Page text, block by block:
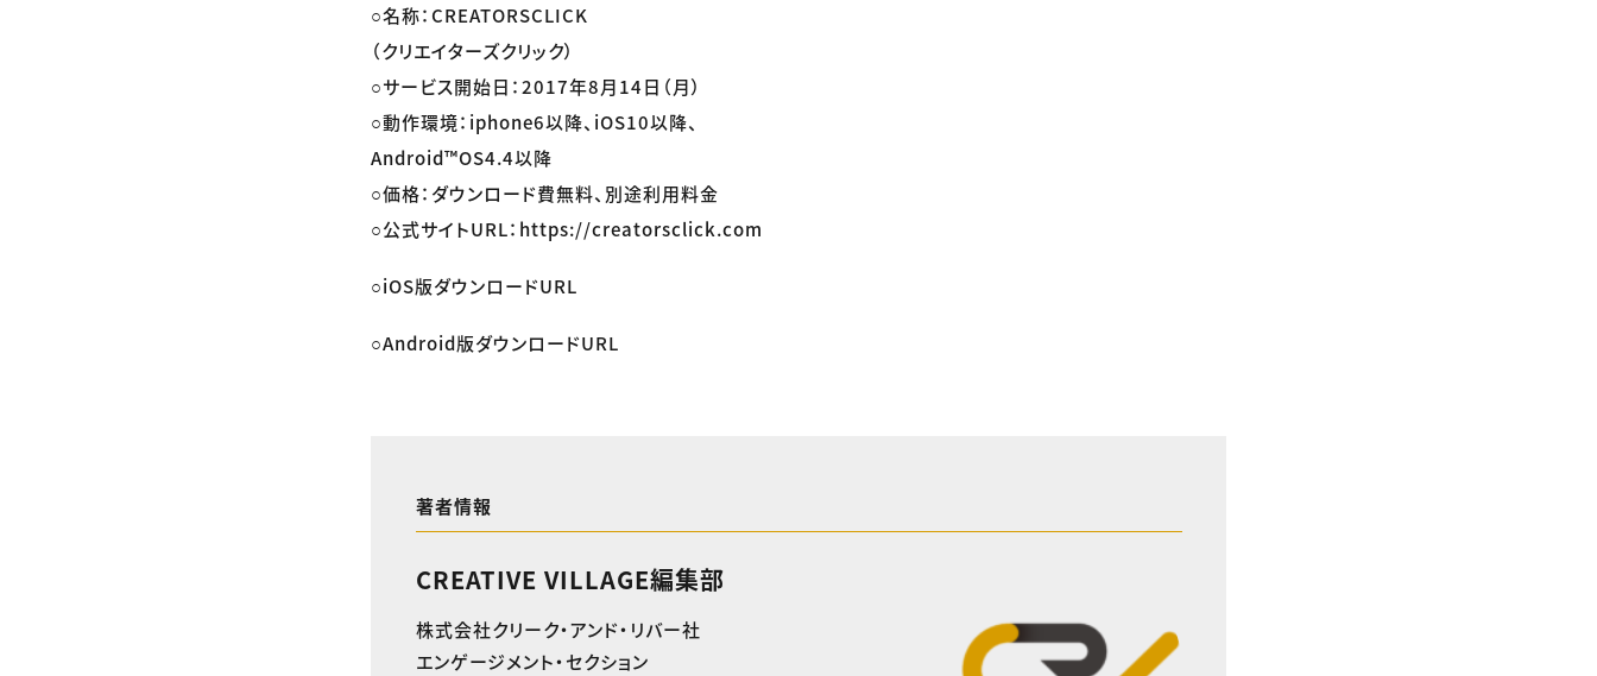
○名称：CREATORSCLICK
（クリエイターズクリック）
○サービス開始日：2017年8月14日（月）
○動作環境：iphone6以降、iOS10以降、
Android™OS4.4以降
○価格：ダウンロード費無料、別途利用料金
○公式サイトURL：https://creatorsclick.com
○iOS版ダウンロードURL
○Android版ダウンロードURL
著者情報
CREATIVE VILLAGE編集部
株式会社クリーク・アンド・リバー社
エンゲージメント・セクション